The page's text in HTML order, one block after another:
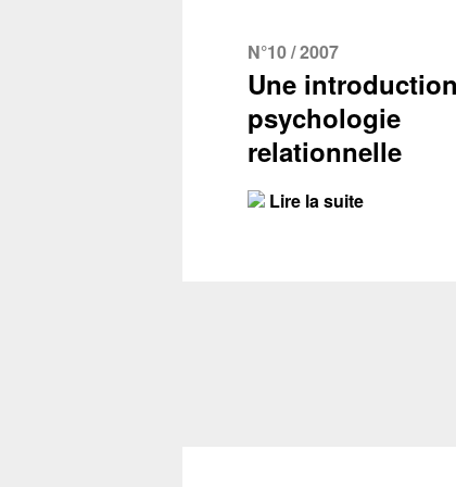
N°10 / 2007
Une
psychologie
relationnelle
Lire la suite